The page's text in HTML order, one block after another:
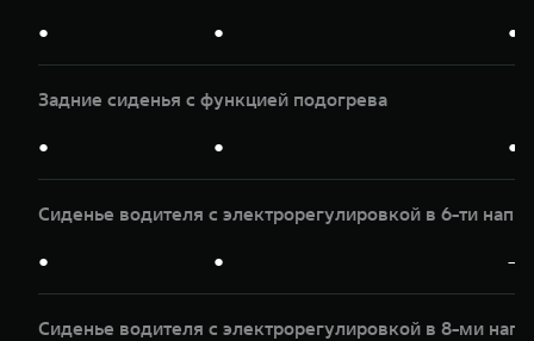
● ● ●
Задние сиденья с функцией подогрева
● ● ●
Сиденье водителя с электрорегулировкой в 6-ти
● ● —
Сиденье водителя с электрорегулировкой в 8-ми